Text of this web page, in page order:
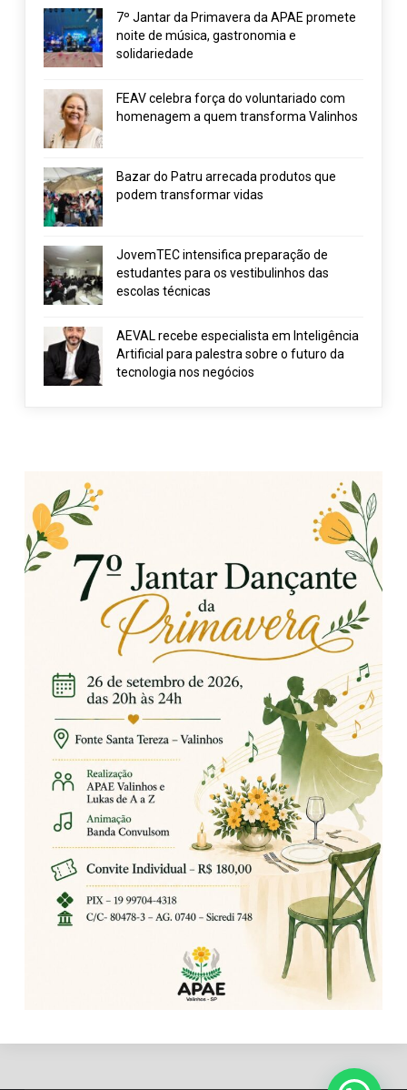
7º Jantar da Primavera da APAE promete
noite de música, gastronomia e
solidariedade
FEAV celebra força do voluntariado com
homenagem a quem transforma Valinhos
Bazar do Patru arrecada produtos que
podem transformar vidas
JovemTEC intensifica preparação de
estudantes para os vestibulinhos das
escolas técnicas
AEVAL recebe especialista em Inteligência
Artificial para palestra sobre o futuro da
tecnologia nos negócios